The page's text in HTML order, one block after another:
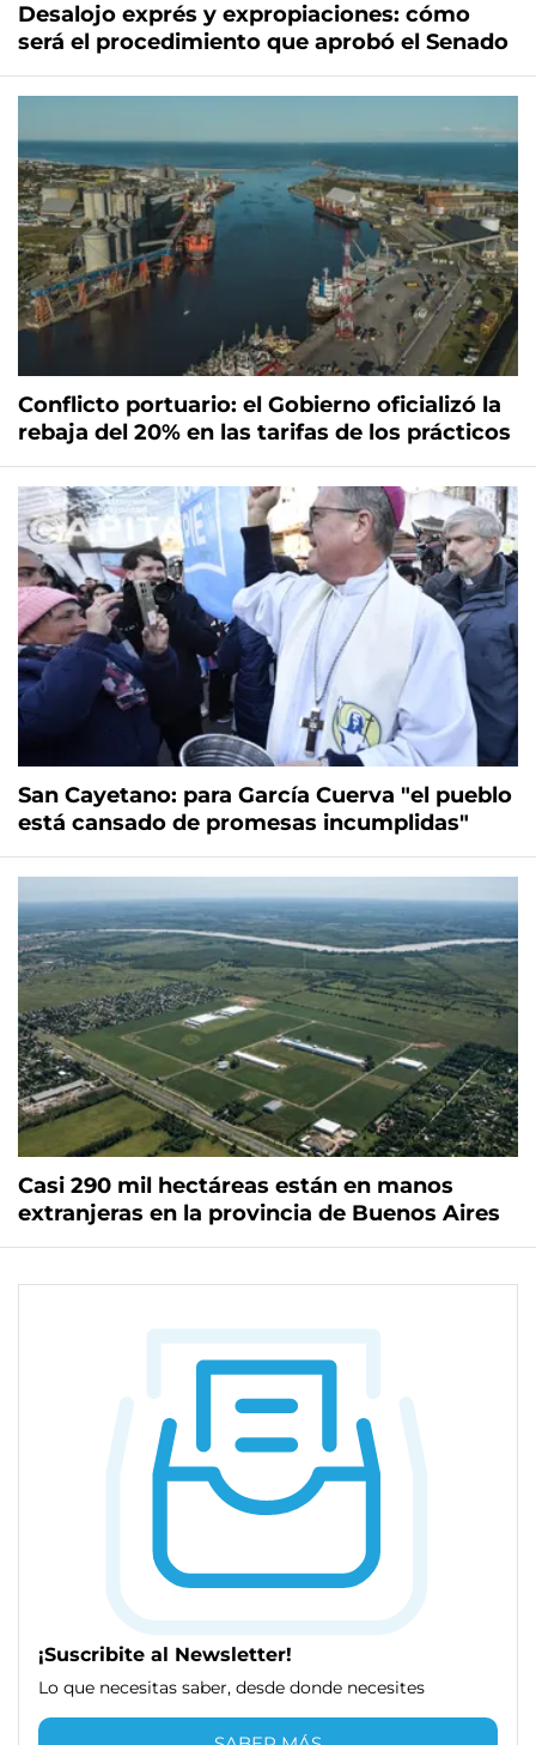
Desalojo exprés y expropiaciones: cómo
será el procedimiento que aprobó el Senado
Conflicto portuario: el Gobierno oficializó la
rebaja del 20% en las tarifas de los prácticos
San Cayetano: para García Cuerva "el pueblo
está cansado de promesas incumplidas"
Casi 290 mil hectáreas están en manos
extranjeras en la provincia de Buenos Aires
¡Suscribite al Newsletter!
Lo que necesitas saber, desde donde necesites